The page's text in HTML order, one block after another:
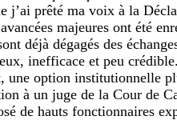
j’ai prêté ma voix à la
majeures ont été
déjà dégagés des
inefficace et peu
une option institutionnelle
à un juge de la Cour de
de hauts fonctionnaires